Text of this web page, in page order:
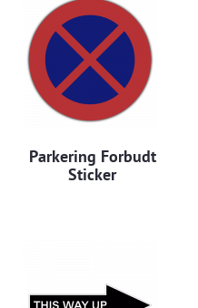
Parkering Forbudt
Sticker